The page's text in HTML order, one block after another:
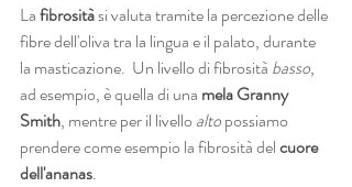
La fibrosità si valuta tramite la percezione delle
fibre dell'oliva tra la lingua e il palato, durante
la masticazione.  Un livello di fibrosità basso,
ad esempio, è quella di una mela Granny
Smith, mentre per il livello alto possiamo
prendere come esempio la fibrosità del cuore
dell'ananas.